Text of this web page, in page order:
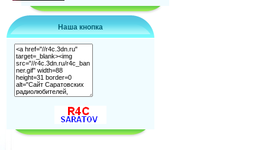
Наша кнопка